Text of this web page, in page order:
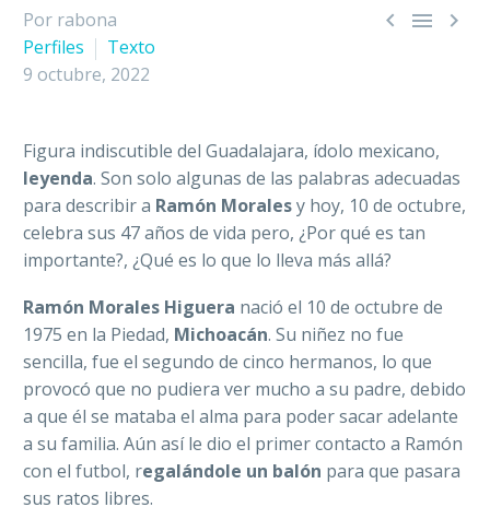
  
Por rabona
Perfiles
Texto
9 octubre, 2022
Figura indiscutible del Guadalajara, ídolo mexicano,
leyenda. Son solo algunas de las palabras adecuadas
para describir a Ramón Moralesy hoy, 10 de octubre,
celebra sus 47 años de vida pero, ¿Por qué es tan
importante?, ¿Qué es lo que lo lleva más allá?
Ramón Morales Higuera nació el 10 de octubre de
1975 en la Piedad, Michoacán. Su niñez no fue
sencilla, fue el segundo de cinco hermanos, lo que
provocó que no pudiera ver mucho a su padre, debido
a que él se mataba el alma para poder sacar adelante
a su familia. Aún así le dio el primer contacto a Ramón
con el futbol, regalándole un balón para que pasara
sus ratos libres.